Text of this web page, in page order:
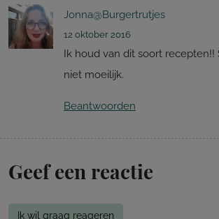
Jonna@Burgertrutjes
12 oktober 2016
Ik houd van dit soort recepten!!
niet moeilijk.
Beantwoorden
Geef een reactie
Ik wil graag reageren